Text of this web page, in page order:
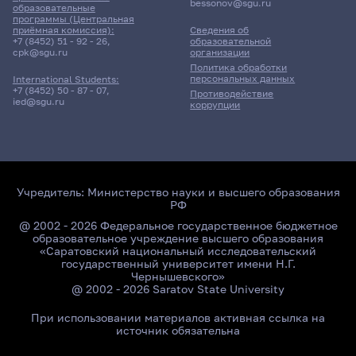
Главные
образовательные
программы (Центральная
приёмная комиссия):
+7 (8452) 51 - 92 - 26,
cpk@sgu.ru
International Students:
+7 (8452) 50 - 87 - 07,
ied@sgu.ru
Сведения об
образовательной
организации
Политика обработки
персональных данных
Противодействие
коррупции
bessonov@sgu.ru
Учредитель: Министерство науки и высшего образования
РФ
@ 2002 - 2026 Федеральное государственное бюджетное
образовательное учреждение высшего образования
«Саратовский национальный исследовательский
государственный университет имени Н.Г.
Чернышевского»
@ 2002 - 2026 Saratov State University
При использовании материалов активная ссылка на
источник обязательна